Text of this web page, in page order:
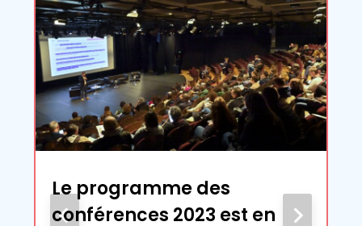
Le programme des
conférences 2023 est en